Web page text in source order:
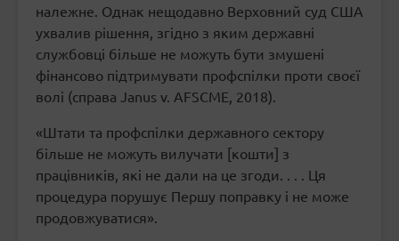
належне. Однак нещодавно Верховний суд США
ухвалив рішення, згідно з яким державні
службовці більше не можуть бути змушені
фінансово підтримувати профспілки проти своєї
волі (справа Janus v. AFSCME, 2018).
«Штати та профспілки державного сектору
більше не можуть вилучати [кошти] з
працівників, які не дали на це згоди. . . . Ця
процедура порушує Першу поправку і не може
продовжуватися».